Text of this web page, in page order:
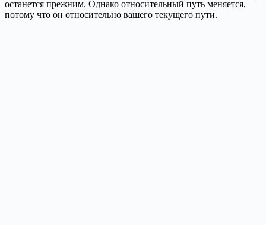
останется прежним. Однако относительный путь меняется,
потому что он относительно вашего текущего пути.